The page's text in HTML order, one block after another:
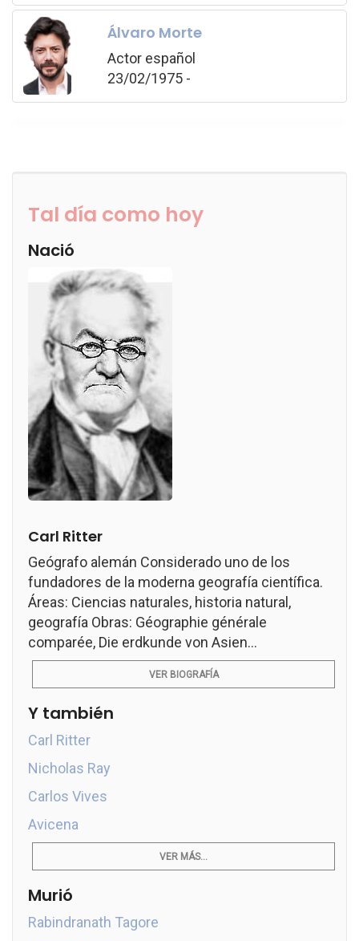
Álvaro Morte
Actor español
23/02/1975 -
Tal día como hoy
Nació
Carl Ritter
Geógrafo alemán Considerado uno de los
fundadores de la moderna geografía científica.
Áreas: Ciencias naturales, historia natural,
geografía Obras: Géographie générale
comparée, Die erdkunde von Asien...
VER BIOGRAFÍA
Y también
Carl Ritter
Nicholas Ray
Carlos Vives
Avicena
VER MÁS...
Murió
Rabindranath Tagore